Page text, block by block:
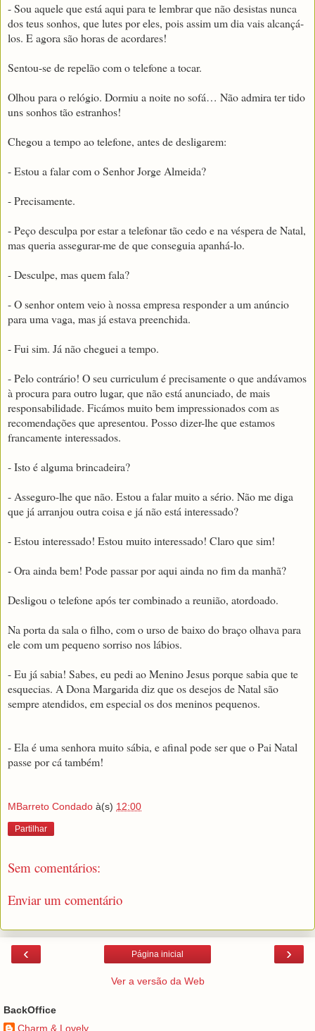
- Sou aquele que está aqui para te lembrar que não desistas nunca
dos teus sonhos, que lutes por eles, pois assim um dia vais alcançá-
los. E agora são horas de acordares!
Sentou-se de repelão com o telefone a tocar.
Olhou para o relógio. Dormiu a noite no sofá… Não admira ter tido
uns sonhos tão estranhos!
Chegou a tempo ao telefone, antes de desligarem:
- Estou a falar com o Senhor Jorge Almeida?
- Precisamente.
- Peço desculpa por estar a telefonar tão cedo e na véspera de Natal,
mas queria assegurar-me de que conseguia apanhá-lo.
- Desculpe, mas quem fala?
- O senhor ontem veio à nossa empresa responder a um anúncio
para uma vaga, mas já estava preenchida.
- Fui sim. Já não cheguei a tempo.
- Pelo contrário! O seu curriculum é precisamente o que andávamos
à procura para outro lugar, que não está anunciado, de mais
responsabilidade. Ficámos muito bem impressionados com as
recomendações que apresentou. Posso dizer-lhe que estamos
francamente interessados.
- Isto é alguma brincadeira?
- Asseguro-lhe que não. Estou a falar muito a sério. Não me diga
que já arranjou outra coisa e já não está interessado?
- Estou interessado! Estou muito interessado! Claro que sim!
- Ora ainda bem! Pode passar por aqui ainda no fim da manhã?
Desligou o telefone após ter combinado a reunião, atordoado.
Na porta da sala o filho, com o urso de baixo do braço olhava para
ele com um pequeno sorriso nos lábios.
- Eu já sabia! Sabes, eu pedi ao Menino Jesus porque sabia que te
esquecias. A Dona Margarida diz que os desejos de Natal são
sempre atendidos, em especial os dos meninos pequenos.
- Ela é uma senhora muito sábia, e afinal pode ser que o Pai Natal
passe por cá também!
MBarreto Condado à(s) 12:00
Partilhar
Sem comentários:
Enviar um comentário
‹ ›
Página inicial
Ver a versão da Web
BackOffice
Charm & Lovely